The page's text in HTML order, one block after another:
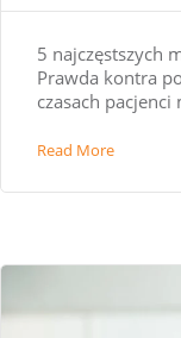
5 najczęstszych
Prawda kontra
czasach
Read More